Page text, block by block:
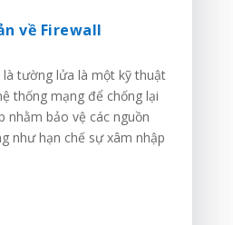
về Firewall
là tường lửa là một kỹ thuật
thống mạng để chống lại
nhằm bảo vệ các nguồn
như hạn chế sự xâm nhập